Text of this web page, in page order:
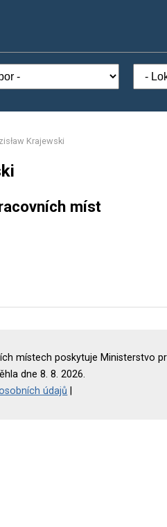
Krajewski
míst
místech poskytuje Ministerstvo
dne 8. 8. 2026.
údajů